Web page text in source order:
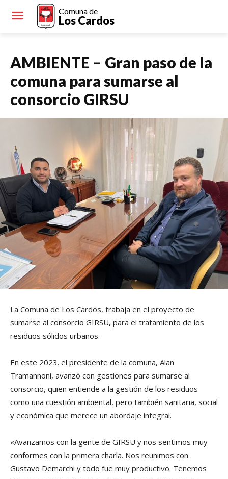
Comuna de
Los Cardos
AMBIENTE – Gran paso de la
comuna para sumarse al
consorcio GIRSU
La Comuna de Los Cardos, trabaja en el proyecto de
sumarse al consorcio GIRSU, para el tratamiento de los
residuos sólidos urbanos.
En este 2023. el presidente de la comuna, Alan
Tramannoni, avanzó con gestiones para sumarse al
consorcio, quien entiende a la gestión de los residuos
como una cuestión ambiental, pero también sanitaria, social
y económica que merece un abordaje integral.
«Avanzamos con la gente de GIRSU y nos sentimos muy
conformes con la primera charla. Nos reunimos con
Gustavo Demarchi y todo fue muy productivo. Tenemos